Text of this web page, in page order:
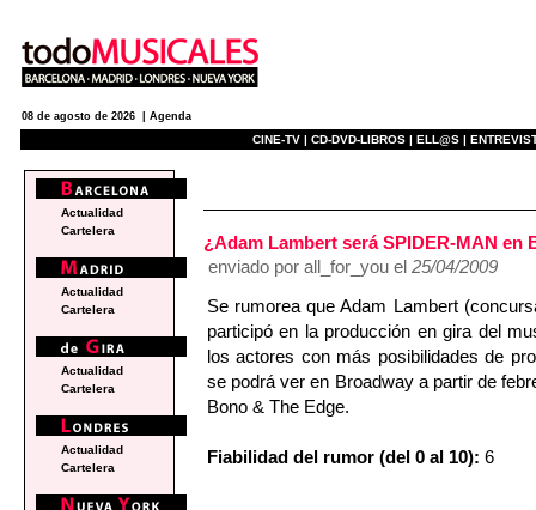
08 de agosto de 2026 | Agenda
CINE-TV | CD-DVD-LIBROS | ELL@S |
¿Adam Lambert será SPIDER-MAN en
enviado por all_for_you el 25/04/2009
Se rumorea que Adam Lambert
participó en la producción en gira del
los actores con más posibilidades de
se podrá ver en Broadway a partir de
Bono & The Edge.
Fiabilidad del rumor (del 0 al 10): 6
Actualidad
Cartelera
Actualidad
Cartelera
Actualidad
Cartelera
Actualidad
Cartelera